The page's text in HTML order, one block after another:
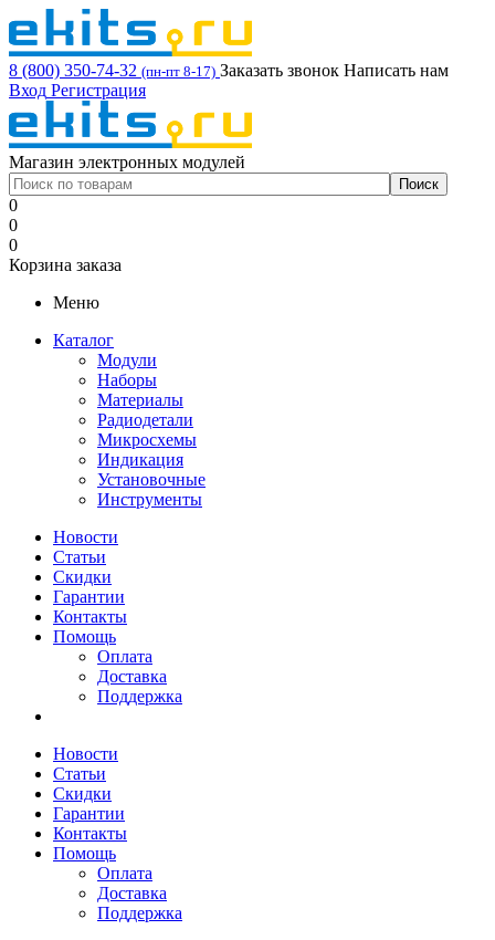
8 (800) 350-74-32 (пн-пт 8-17) Заказать звонок Написать нам
Вход Регистрация
Магазин электронных модулей
0
0
0
Корзина заказа
Меню
Каталог
Модули
Наборы
Материалы
Радиодетали
Микросхемы
Индикация
Установочные
Инструменты
Новости
Статьи
Скидки
Гарантии
Контакты
Помощь
Оплата
Доставка
Поддержка
Новости
Статьи
Скидки
Гарантии
Контакты
Помощь
Оплата
Доставка
Поддержка